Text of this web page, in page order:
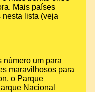
Mais países
nesta lista (veja
número um para
maravilhosos para
o Parque
Nacional